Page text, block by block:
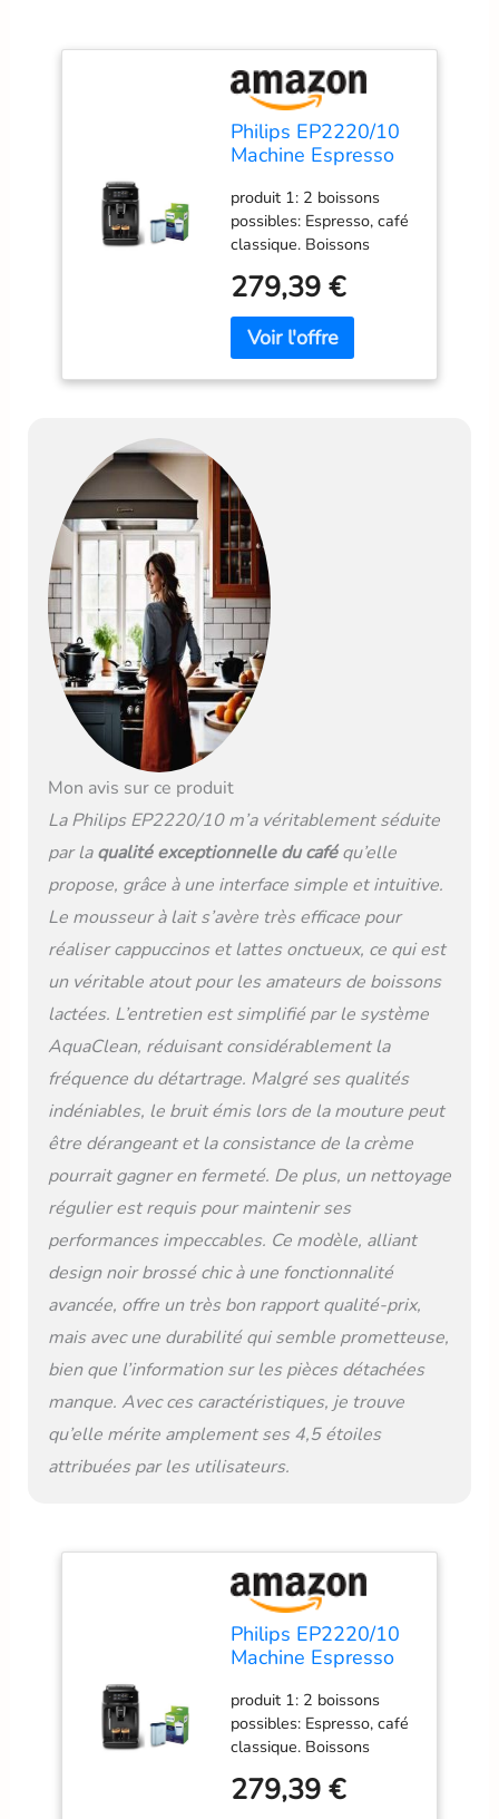
Philips EP2220/10
Machine Espresso
2200 Mousseur à
Lait Noir Mat & Filtre
à Eau et à calcaire
CA6903/10
produit 1: 2 boissons
possibles: Espresso, café
classique. Boissons
son mousseur à lait
classique produit 1:
Broyeur 100% en
céramique: café riche en
goût produit 1:
l'intensité, de la quantité
de café et de la
température. produit 1:
Technologie Aroma Seal:
préserve l'arômes des
grains de café produit 2:
Préparez jusqu'à 5000
tasses avant de détartrer
produit 2: Elimine
naturellement le calcaire
grâce à la technologie
d'échange ionique produit
s'obstrue pas grâce au
2: Une eau purifiée de
façon optimale par un
circuit d'eau breveté
279,39 €
Mon avis sur ce produit
La Philips EP2220/10 m’a véritablement séduite
par laqualité exceptionnelle du caféqu’elle
propose, grâce à une interface simple et intuitive.
Le mousseur à lait s’avère très efficace pour
réaliser cappuccinos et lattes onctueux, ce qui est
un véritable atout pour les amateurs de boissons
lactées. L’entretien est simplifié par le système
AquaClean, réduisant considérablement la
fréquence du détartrage. Malgré ses qualités
indéniables, le bruit émis lors de la mouture peut
être dérangeant et la consistance de la crème
pourrait gagner en fermeté. De plus, un nettoyage
régulier est requis pour maintenir ses
performances impeccables. Ce modèle, alliant
design noir brossé chic à une fonctionnalité
avancée, offre un très bon rapport qualité-prix,
mais avec une durabilité qui semble prometteuse,
bien que l’information sur les pièces détachées
manque. Avec ces caractéristiques, je trouve
qu’elle mérite amplement ses 4,5 étoiles
attribuées par les utilisateurs.
Philips EP2220/10
Machine Espresso
2200 Mousseur à
Lait Noir Mat & Filtre
à Eau et à calcaire
CA6903/10
produit 1: 2 boissons
possibles: Espresso, café
classique. Boissons
son mousseur à lait
279,39 €